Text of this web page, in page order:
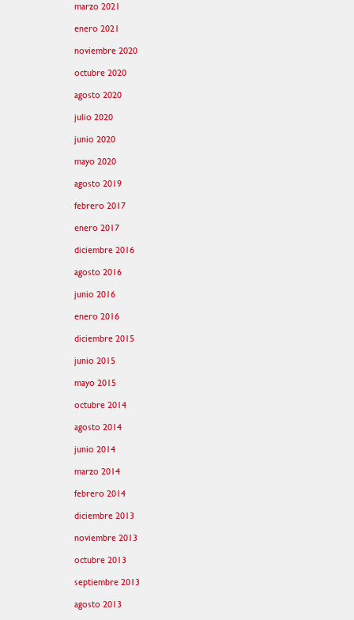
marzo 2021
enero 2021
noviembre 2020
octubre 2020
agosto 2020
julio 2020
junio 2020
mayo 2020
agosto 2019
febrero 2017
enero 2017
diciembre 2016
agosto 2016
junio 2016
enero 2016
diciembre 2015
junio 2015
mayo 2015
octubre 2014
agosto 2014
junio 2014
marzo 2014
febrero 2014
diciembre 2013
noviembre 2013
octubre 2013
septiembre 2013
agosto 2013